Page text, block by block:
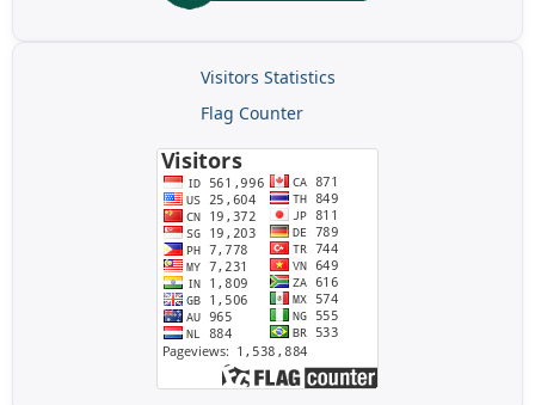
Visitors Statistics
Flag Counter